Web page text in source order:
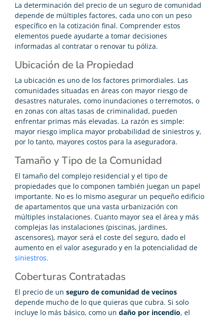
La determinación del precio de un seguro de comunidad
depende de múltiples factores, cada uno con un peso
específico en la cotización final. Comprender estos
elementos puede ayudarte a tomar decisiones
informadas al contratar o renovar tu póliza.
Ubicación de la Propiedad
La ubicación es uno de los factores primordiales. Las
comunidades situadas en áreas con mayor riesgo de
desastres naturales, como inundaciones o terremotos, o
en zonas con altas tasas de criminalidad, pueden
enfrentar primas más elevadas. La razón es simple:
mayor riesgo implica mayor probabilidad de siniestros y,
por lo tanto, mayores costos para la aseguradora.
Tamaño y Tipo de la Comunidad
El tamaño del complejo residencial y el tipo de
propiedades que lo componen también juegan un papel
importante. No es lo mismo asegurar un pequeño edificio
de apartamentos que una vasta urbanización con
múltiples instalaciones. Cuanto mayor sea el área y más
complejas las instalaciones (piscinas, jardines,
ascensores), mayor será el coste del seguro, dado el
aumento en el valor asegurado y en la potencialidad de
siniestros.
Coberturas Contratadas
El precio de un seguro de comunidad de vecinos
depende mucho de lo que quieras que cubra. Si solo
incluye lo más básico, como un daño por incendio, el